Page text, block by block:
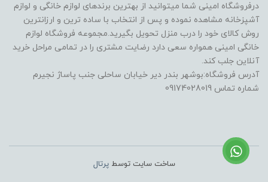
درفروشگاه امینی شما میتوانید از بهترین برندهای لوازم خانگی و لوازم
آشپزخانه مشاهده نموده و پس از انتخاب با ساده ترین و ارزانترین
روش کالای خود را درب منزل تحویل بگیرید.مجموعه فروشگاه لوازم
خانگی امینی همواره سعی دارد رضایت مشتری را در تمامی مراحل خرید
آنلاین جلب کند.
آدرس فروشگاه:بوشهر بندر دیر خیابان ساحلی جنب پاساژ نجیرم
شماره تماس 09174028019
ساخت سایت توسطپرتال